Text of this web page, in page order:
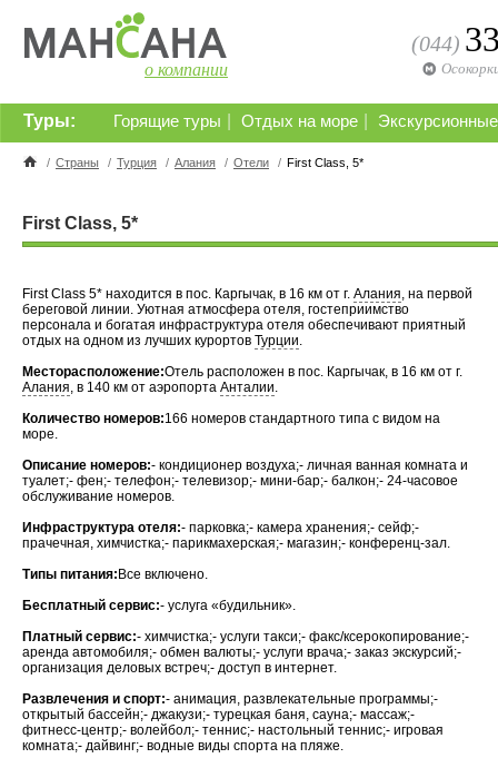
о компании
(044)
Горящие туры Отдых на море
Туры:
/ Страны / Турция / Алания / Отели / First Class, 5*
First Class, 5*
First Class 5* находится в пос. Каргычак, в 16 км от г. Алания, на первой
береговой линии. Уютная атмосфера отеля, гостеприимство
персонала и богатая инфраструктура отеля обеспечивают приятный
отдых на одном из лучших курортов Турции.
Месторасположение:Отель расположен в пос. Каргычак, в 16 км от г.
Алания, в 140 км от аэропорта Анталии.
Количество номеров:166 номеров стандартного типа с видом на
море.
Описание номеров:- кондиционер воздуха;- личная ванная комната и
туалет;- фен;- телефон;- телевизор;- мини-бар;- балкон;- 24-часовое
обслуживание номеров.
Инфраструктура отеля:- парковка;- камера хранения;- сейф;-
прачечная, химчистка;- парикмахерская;- магазин;- конференц-зал.
Типы питания: Все включено.
Бесплатный сервис:- услуга «будильник».
Платный сервис:- химчистка;- услуги такси;- факс/ксерокопирование;-
аренда автомобиля;- обмен валюты;- услуги врача;- заказ экскурсий;-
организация деловых встреч;- доступ в интернет.
Развлечения и спорт:- анимация, развлекательные программы;-
открытый бассейн;- джакузи;- турецкая баня, сауна;- массаж;-
фитнесс-центр;- волейбол;- теннис;- настольный теннис;- игровая
комната;- дайвинг;- водные виды спорта на пляже.